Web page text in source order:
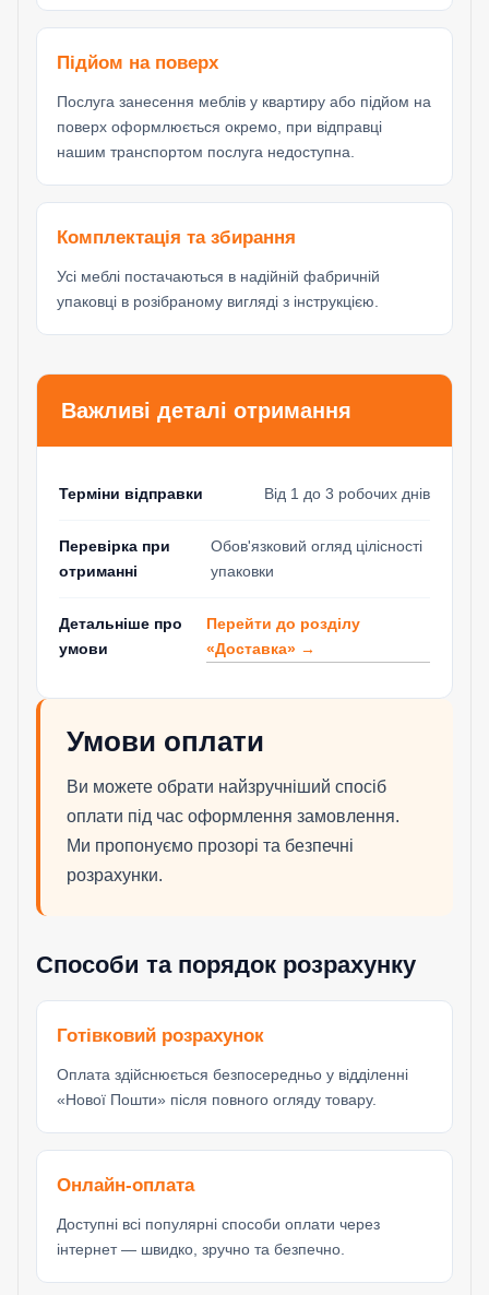
Підйом на поверх
Послуга занесення меблів у квартиру або підйом на
поверх оформлюється окремо, при відправці
нашим транспортом послуга недоступна.
Комплектація та збирання
Усі меблі постачаються в надійній фабричній
упаковці в розібраному вигляді з інструкцією.
Важливі деталі отримання
Терміни відправки Від 1 до 3 робочих днів
Перевірка при
отриманні
Обов'язковий огляд цілісності
упаковки
Детальніше про
умови
Перейти до розділу
«Доставка» →
Умови оплати
Ви можете обрати найзручніший спосіб
оплати під час оформлення замовлення.
Ми пропонуємо прозорі та безпечні
розрахунки.
Способи та порядок розрахунку
Готівковий розрахунок
Оплата здійснюється безпосередньо у відділенні
«Нової Пошти» після повного огляду товару.
Онлайн-оплата
Доступні всі популярні способи оплати через
інтернет — швидко, зручно та безпечно.